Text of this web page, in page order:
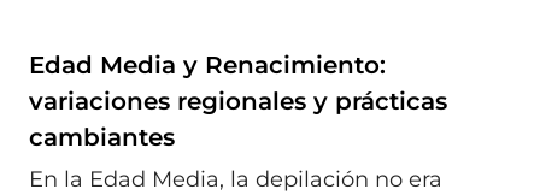
Edad Media y Renacimiento:
variaciones regionales y prácticas
cambiantes
En la Edad Media, la depilación no era